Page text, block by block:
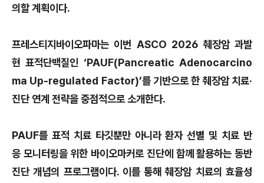
의할 계획이다.
프레스티지바이오파마는 이번 ASCO 2026 췌장암 과발
현 표적단백질인 ‘PAUF(Pancreatic Adenocarcino
ma Up-regulated Factor)’를 기반으로 한 췌장암 치료·
진단 연계 전략을 중점적으로 소개한다.
PAUF를 표적 치료 타깃뿐만 아니라 환자 선별 및 치료 반
응 모니터링을 위한 바이오마커로 진단에 함께 활용하는 동반
진단 개념의 프로그램이다. 이를 통해 췌장암 치료의 효율성